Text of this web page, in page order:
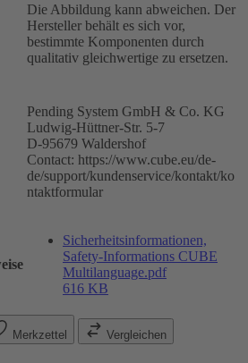
Die Abbildung kann abweichen. Der
Hersteller behält es sich vor,
bestimmte Komponenten durch
qualitativ gleichwertige zu ersetzen.
Pending System GmbH & Co. KG
Ludwig-Hüttner-Str. 5-7
D-95679 Waldershof
Contact: https://www.cube.eu/de-
de/support/kundenservice/kontakt/ko
ntaktformular
Sicherheitsinformationen,
Safety-Informations CUBE
Multilanguage.pdf
616 KB
Merkzettel Vergleichen